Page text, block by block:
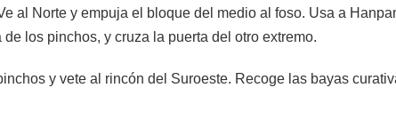
al Norte y empuja el bloque del medio al foso. Usa a
los pinchos, y cruza la puerta del otro extremo.
y vete al rincón del Suroeste. Recoge las bayas